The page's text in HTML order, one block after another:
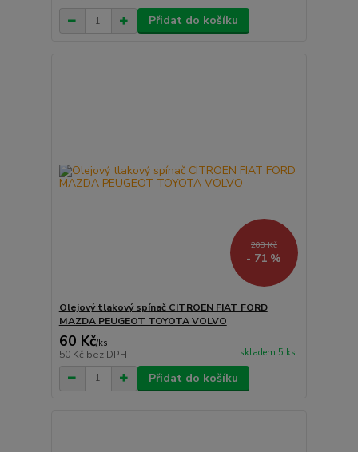
Přidat do košíku
208 Kč
- 71 %
Olejový tlakový spínač CITROEN FIAT FORD
MAZDA PEUGEOT TOYOTA VOLVO
60 Kč/ks
50 Kč bez DPH skladem 5 ks
Přidat do košíku